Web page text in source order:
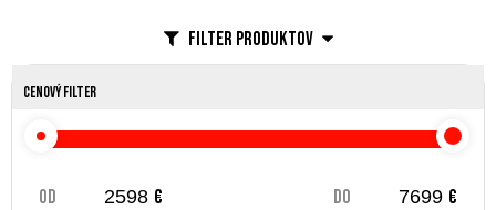
Filter produktov
Cenový filter
od € do €